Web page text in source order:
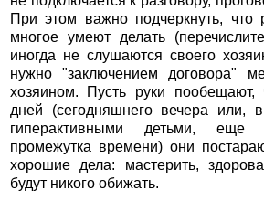
При этом важно подчеркнуть, что
многое умеют делать
иногда не слушаются своего
нужно "заключением договора"
хозяином. Пусть руки
дней (сегодняшнего вечера или,
гиперактивными детьми, еще
промежутка времени) они
хорошие дела: мастерить,
будут никого обижать.